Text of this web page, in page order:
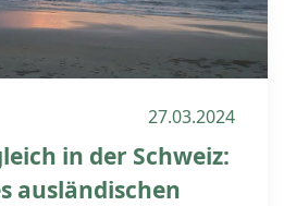
27.03.2024
in der Schweiz:
ausländischen